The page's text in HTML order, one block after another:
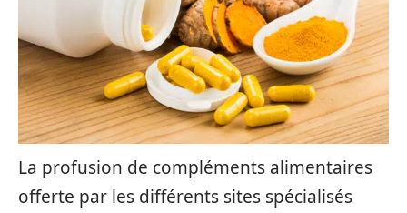
La profusion de compléments alimentaires
offerte par les différents sites spécialisés